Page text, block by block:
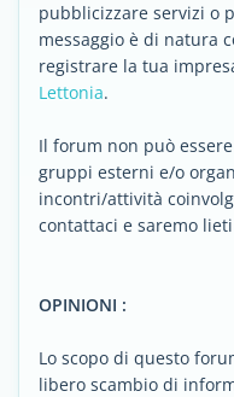
pubblicizzare servizi o
messaggio è di natura
registrare la tua
Lettonia.
Il forum non può
gruppi esterni e/o
incontri/attività
contattaci e saremo
OPINIONI :
Lo scopo di questo
libero scambio di